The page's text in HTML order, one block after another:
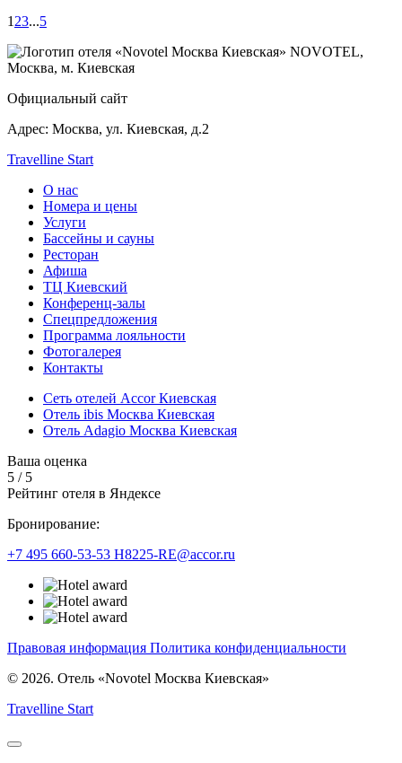
1 23...5
NOVOTEL,
Москва, м. Киевская
Официальный сайт
Адрес: Москва, ул. Киевская, д.2
Travelline Start
О нас
Номера и цены
Услуги
Бассейны и сауны
Ресторан
Афиша
ТЦ Киевский
Конференц-залы
Спецпредложения
Программа лояльности
Фотогалерея
Контакты
Сеть отелей Accor Киевская
Отель ibis Москва Киевская
Отель Adagio Москва Киевская
Ваша оценка
5 / 5
Рейтинг отеля в Яндексе
Бронирование:
+7 495 660-53-53 H8225-RE@accor.ru
Правовая информация Политика конфиденциальности
© 2026. Отель «Novotel Москва Киевская»
Travelline Start